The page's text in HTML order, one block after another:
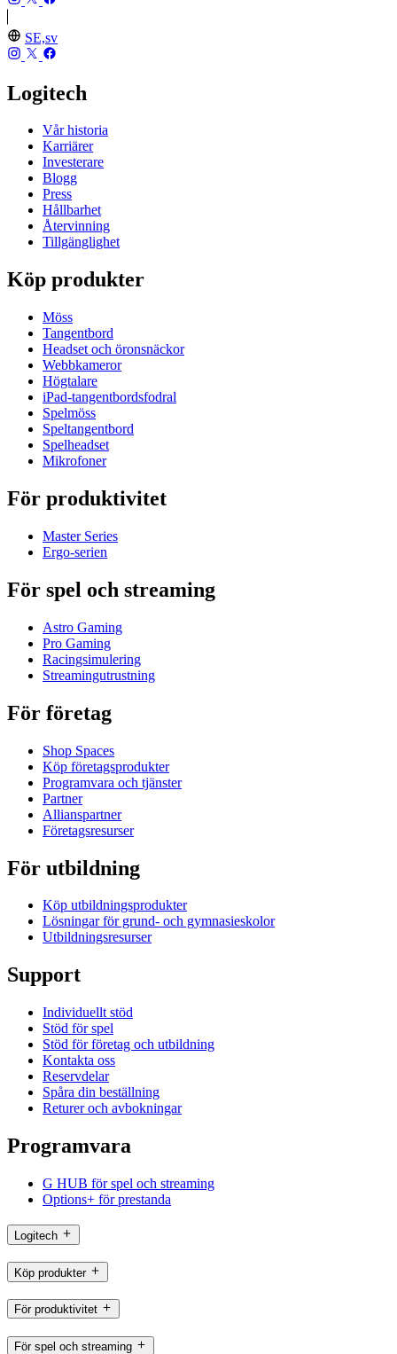
SE,sv
Logitech
Vår historia
Karriärer
Investerare
Blogg
Press
Hållbarhet
Återvinning
Tillgänglighet
Köp produkter
Möss
Tangentbord
Headset och öronsnäckor
Webbkameror
Högtalare
iPad-tangentbordsfodral
Spelmöss
Speltangentbord
Spelheadset
Mikrofoner
För produktivitet
Master Series
Ergo-serien
För spel och streaming
Astro Gaming
Pro Gaming
Racingsimulering
Streamingutrustning
För företag
Shop Spaces
Köp företagsprodukter
Programvara och tjänster
Partner
Allianspartner
Företagsresurser
För utbildning
Köp utbildningsprodukter
Lösningar för grund- och gymnasieskolor
Utbildningsresurser
Support
Individuellt stöd
Stöd för spel
Stöd för företag och utbildning
Kontakta oss
Reservdelar
Spåra din beställning
Returer och avbokningar
Programvara
G HUB för spel och streaming
Options+ för prestanda
Logitech
Köp produkter
För produktivitet
För spel och streaming